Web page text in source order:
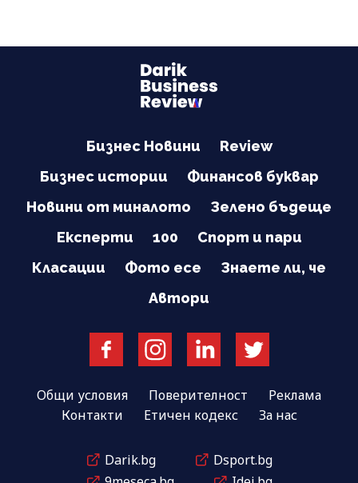
Бизнес Новини
Review
Бизнес истории
Финансов буквар
Новини от миналото
Зелено бъдеще
Експерти
100
Спорт и пари
Класации
Фото есе
Знаете ли, че
Автори
Общи условия Поверителност
Реклама
Контакти
Етичен кодекс За нас
Darik.bg
Dsport.bg